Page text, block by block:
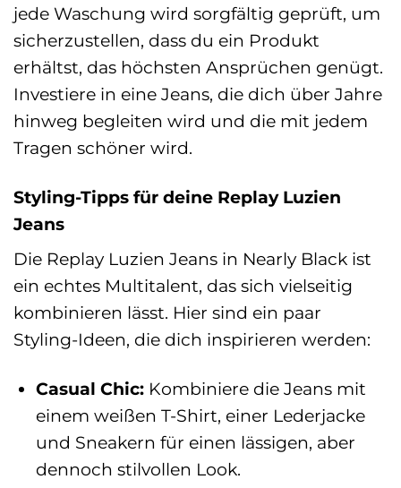
jede Waschung wird sorgfältig geprüft, um
sicherzustellen, dass du ein Produkt
erhältst, das höchsten Ansprüchen genügt.
Investiere in eine Jeans, die dich über Jahre
hinweg begleiten wird und die mit jedem
Tragen schöner wird.
Styling-Tipps für deine Replay Luzien
Jeans
Die Replay Luzien Jeans in Nearly Black ist
ein echtes Multitalent, das sich vielseitig
kombinieren lässt. Hier sind ein paar
Styling-Ideen, die dich inspirieren werden:
Casual Chic:Kombiniere die Jeans mit
einem weißen T-Shirt, einer Lederjacke
und Sneakern für einen lässigen, aber
dennoch stilvollen Look.